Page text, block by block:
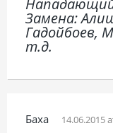
Замена:
Гадойбоев,
т.д.
Баха 14.06.2015